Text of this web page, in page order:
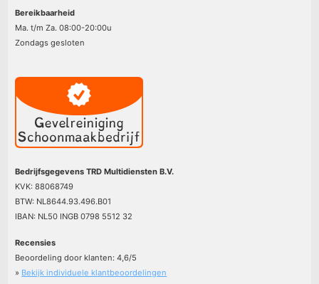
Bereikbaarheid
Ma. t/m Za. 08:00-20:00u
Zondags gesloten
Bedrijfsgegevens TRD Multidiensten B.V.
KVK: 88068749
BTW: NL8644.93.496.B01
IBAN: NL50 INGB 0798 5512 32
Recensies
Beoordeling door klanten:4,6/5
» Bekijk individuele klantbeoordelingen